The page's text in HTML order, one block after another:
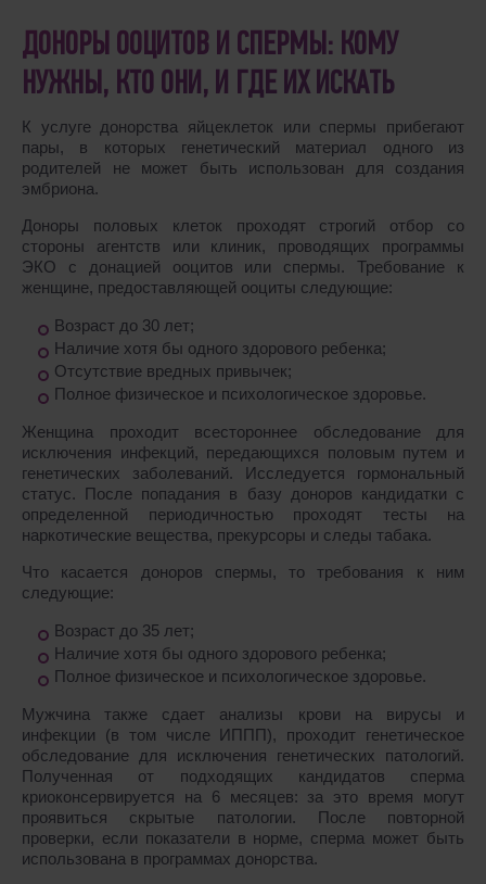
ДОНОРЫ ООЦИТОВ И СПЕРМЫ: КОМУ
НУЖНЫ, КТО ОНИ, И ГДЕ ИХ ИСКАТЬ
К услуге донорства яйцеклеток или спермы прибегают
пары, в которых генетический материал одного из
родителей не может быть использован для создания
эмбриона.
Доноры половых клеток проходят строгий отбор со
стороны агентств или клиник, проводящих программы
ЭКО с донацией ооцитов или спермы. Требование к
женщине, предоставляющей ооциты следующие:
Возраст до 30 лет;
Наличие хотя бы одного здорового ребенка;
Отсутствие вредных привычек;
Полное физическое и психологическое здоровье.
Женщина проходит всестороннее обследование для
исключения инфекций, передающихся половым путем и
генетических заболеваний. Исследуется гормональный
статус. После попадания в базу доноров кандидатки с
определенной периодичностью проходят тесты на
наркотические вещества, прекурсоры и следы табака.
Что касается доноров спермы, то требования к ним
следующие:
Возраст до 35 лет;
Наличие хотя бы одного здорового ребенка;
Полное физическое и психологическое здоровье.
Мужчина также сдает анализы крови на вирусы и
инфекции (в том числе ИППП), проходит генетическое
обследование для исключения генетических патологий.
Полученная от подходящих кандидатов сперма
криоконсервируется на 6 месяцев: за это время могут
проявиться скрытые патологии. После повторной
проверки, если показатели в норме, сперма может быть
использована в программах донорства.